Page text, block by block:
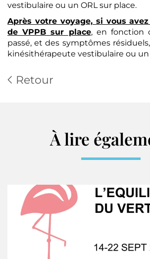
vestibulaire ou un ORL sur place.
Après votre voyage, si vous
de VPPB sur place, en fonction
passé, et des symptômes
kinésithérapeute vestibulaire ou un
Retour
À lire